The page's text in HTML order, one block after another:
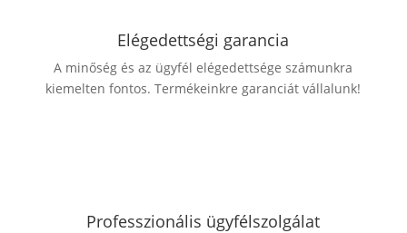
Elégedettségi garancia
A minőség és az ügyfél elégedettsége számunkra
kiemelten fontos. Termékeinkre garanciát vállalunk!
Professzionális ügyfélszolgálat